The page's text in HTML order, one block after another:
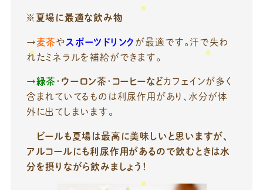
※夏場に最適な飲み物
→麦茶や スポーツドリンク が最適です。汗で失わ
れたミネラルを補給ができます。
→緑茶・ ウーロン茶 ・ コーヒーなどカフェインが多く
含まれていてるものは利尿作用があり、水分が体
外に出てしまいます。
ビールも夏場は最高に美味しいと思いますが、
アルコールにも利尿作用があるので飲むときは水
分を摂りながら飲みましょう！